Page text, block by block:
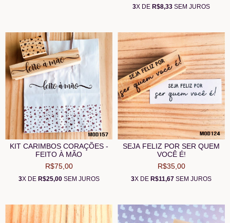
3X DE R$8,33 SEM JUROS
KIT CARIMBOS CORAÇÕES -
FEITO À MÃO
R$75,00
3X DE R$25,00SEM JUROS
SEJA FELIZ POR SER QUEM
VOCÊ É!
R$35,00
3X DE R$11,67 SEM JUROS